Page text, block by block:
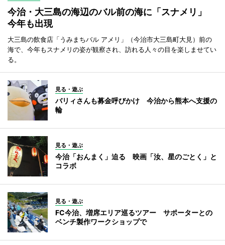
今治・大三島の海辺のバル前の海に「スナメリ」
今年も出現
大三島の飲食店「うみまちバル アメリ」（今治市大三島町大見）前の
海で、今年もスナメリの姿が観察され、訪れる人々の目を楽しませてい
る。
見る・遊ぶ
バリィさんも募金呼びかけ 今治から熊本へ支援の
輪
見る・遊ぶ
今治「おんまく」迫る 映画「汝、星のごとく」と
コラボ
見る・遊ぶ
FC今治、増席エリア巡るツアー サポーターとの
ベンチ製作ワークショップで